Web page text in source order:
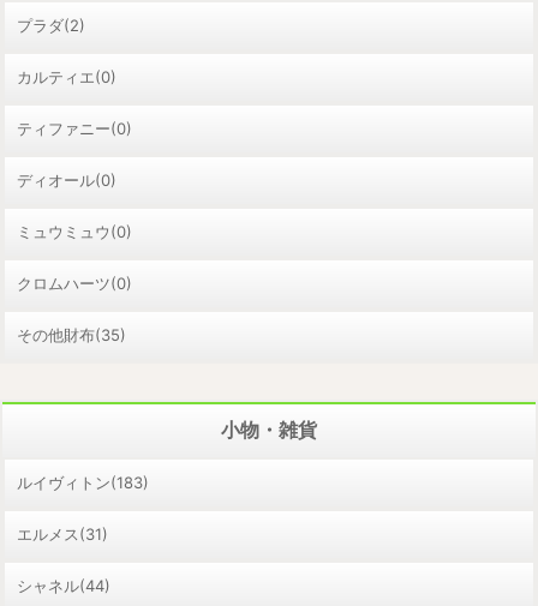
プラダ(2)
カルティエ(0)
ティファニー(0)
ディオール(0)
ミュウミュウ(0)
クロムハーツ(0)
その他財布(35)
小物・雑貨
ルイヴィトン(183)
エルメス(31)
シャネル(44)